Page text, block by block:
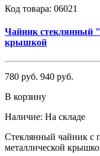
Код товара: 06021
Чайник стеклянный
крышкой
780 руб. 940 руб.
В корзину
Наличие: На складе
Стеклянный чайник с
металлической